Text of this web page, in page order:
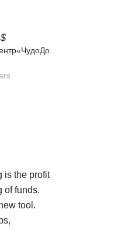
$
is the profit
of funds.
tool.